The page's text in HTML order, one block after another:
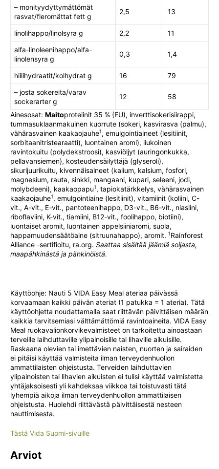
– monityydyttymättömät
rasvat/fleromättat fett g
2,5 13
linolihappo/linolsyra g 2,2
11
alfa-linoleenihappo/alfa-
linolensyra g
0,3 1,4
hiilihydraatit/kolhydrat g 16
79
– josta sokereita/varav
sockerarter g
12 58
Ainesosat: Maitoproteiinit 35 % (EU), inverttisokerisiirappi,
tummasuklaanmakuinen kuorrute (sokeri, kasvirasva (palmu),
vähärasvainen kaakaojauhe1, emulgointiaineet (lesitiinit,
sorbitaanitristearaatti), luontainen aromi), liukoinen
ravintokuitu (polydekstroosi), kasviöljyt (auringonkukka,
pellavansiemen), kosteudensäilyttäjä (glyseroli),
sikurijuurikuitu, kivennäisaineet (kalium, kalsium, fosfori,
magnesium, rauta, sinkki, mangaani, kupari, seleeni, jodi,
molybdeeni), kaakaopapu1, tapiokatärkkelys, vähärasvainen
kaakaojauhe1, emulgointiaine (lesitiinit), vitamiinit (koliini, C-
vit., A-vit., E-vit., pantoteenihappo, D3-vit., B6-vit., niasiini,
riboflaviini, K-vit., tiamiini, B12-vit., foolihappo, biotiini),
luontaiset aromit, luontainen appelsiiniaromi, suola,
happamuudensäätöaine (sitruunahappo), aromit. 1Rainforest
Alliance -sertifioitu, ra.org. Saattaa sisältää jäämiä soijasta,
maapähkinästä ja pähkinöistä.
Käyttöohje: Nauti 5 VIDA Easy Meal ateriaa päivässä
korvaamaan kaikki päivän ateriat (1 patukka = 1 ateria). Tätä
käyttöohjetta noudattamalla saat riittävän päivittäisen määrän
kaikkia tarvitsemiasi välttämättömiä ravintoaineita. VIDA Easy
Meal ruokavalionkorvikevalmisteet on tarkoitettu ainoastaan
terveille laihduttaville ylipainoisille tai lihaville aikuisille.
Raskaana olevien tai imettävien naisten, nuorten ja sairaiden
ei pitäisi käyttää valmisteita ilman terveydenhuollon
ammattilaisten ohjeistusta. Terveiden laihduttavien
ylipainoisten tai lihavien aikuisten ei tulisi käyttää valmistetta
yhtäjaksoisesti yli kahdeksaa viikkoa tai toistuvasti tätä
lyhempiä aikoja ilman terveydenhuollon ammattilaisen
ohjeistusta. Huolehdi riittävästä päivittäisestä nesteen
nauttimisesta.
Tästä Vida Suomi-sivuille
Arviot